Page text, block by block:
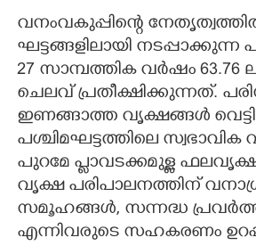
വനംവകുപ്പിന്റെ
ഘട്ടങ്ങളിലായി നടപ്പാക്കുന്ന
27 സാമ്പത്തിക വർഷം
ചെലവ് പ്രതീക്ഷിക്കുന്നത്.
ഇണങ്ങാത്ത വൃക്ഷങ്ങൾ
പശ്ചിമഘട്ടത്തിലെ
പുറമേ പ്ലാവടക്കമുള്ള
വൃക്ഷ പരിപാലനത്തിന്
സമൂഹങ്ങൾ, സന്നദ്ധ
എന്നിവരുടെ സഹകരണം